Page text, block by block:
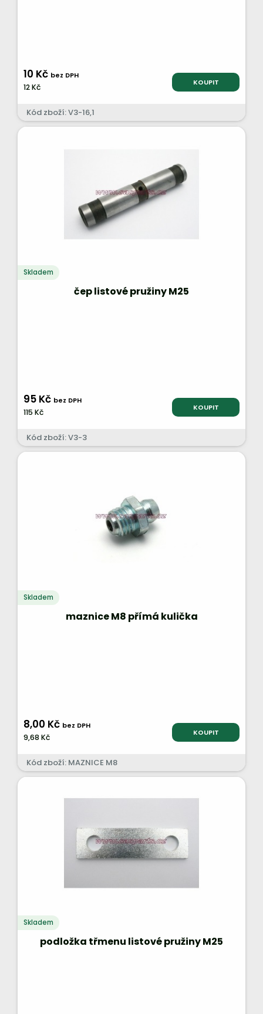
10 Kč bez DPH
12 Kč KOUPIT
Kód zboží: V3-16,1
Skladem
čep listové pružiny M25
95 Kč bez DPH
115 Kč KOUPIT
Kód zboží: V3-3
Skladem
maznice M8 přímá kulička
8,00 Kč bez DPH
9,68 Kč KOUPIT
Kód zboží: MAZNICE M8
Skladem
podložka třmenu listové pružiny M25